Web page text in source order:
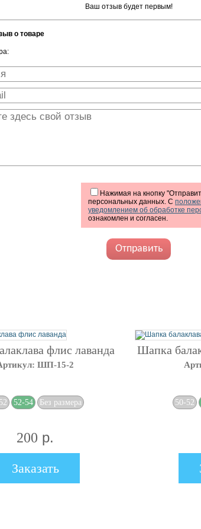
Ваш отзыв будет первым!
о товаре
Нажимая на кнопку
персональных данных. С
уведомлением об обработке
ознакомлен и согласен.
Отправить
флис лаванда
ШП-15-2
52-54 Без размера
200 р.
Заказать
Шапка
50-52